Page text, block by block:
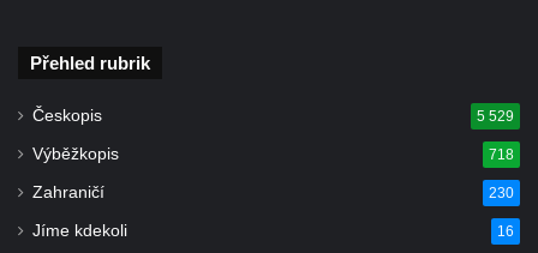
Přehled rubrik
Českopis 5 529
Výběžkopis 718
Zahraničí 230
Jíme kdekoli 16